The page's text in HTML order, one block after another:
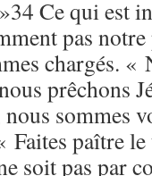
Ce qui est
pas
chargés. «
prêchons
sommes
Faites paître
soit pas par